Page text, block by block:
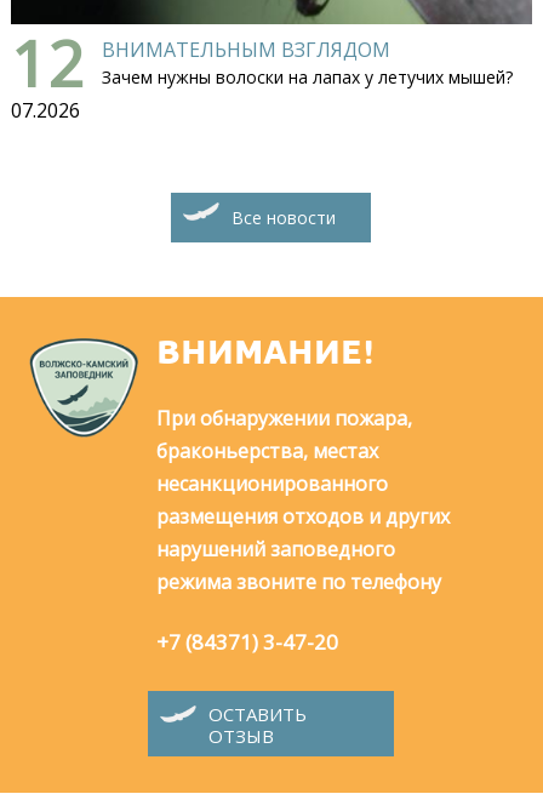
12
07.2026
ВНИМАТЕЛЬНЫМ ВЗГЛЯДОМ
Зачем нужны волоски на лапах у летучих мышей?
Все новости
ВНИМАНИЕ!
При обнаружении пожара,
браконьерства, местах
несанкционированного
размещения отходов и других
нарушений заповедного
режима звоните по телефону
+7 (84371) 3-47-20
ОСТАВИТЬ
ОТЗЫВ